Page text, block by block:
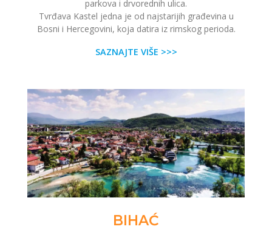
parkova i drvorednih ulica.
Tvrđava Kastel jedna je od najstarijih građevina u
Bosni i Hercegovini, koja datira iz rimskog perioda.
SAZNAJTE VIŠE >>>
BIHAĆ